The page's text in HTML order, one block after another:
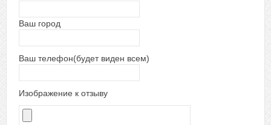
Ваш город
Ваш телефон(будет виден всем)
Изображение к отзыву